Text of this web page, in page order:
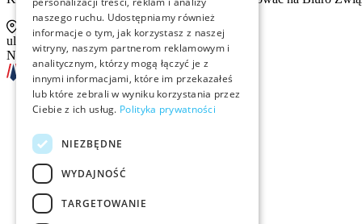
ul. Sienna 93 lok. 2, 00-815 Warszawa
NIP: 526-13-30-874
Szkolenia
Rekrutacja
naszego ruchu. Udostępniamy również
informacje o tym, jak korzystasz z naszej
witryny, naszym partnerom reklamowym i
analitycznym, którzy mogą łączyć je z
innymi informacjami, które im przekazałeś
lub które zebrali w wyniku korzystania przez
Ciebie z ich usług. Polityka prywatności
NIEZBĘDNE
WYDAJNOŚĆ
TARGETOWANIE